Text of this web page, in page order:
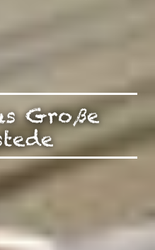
Große